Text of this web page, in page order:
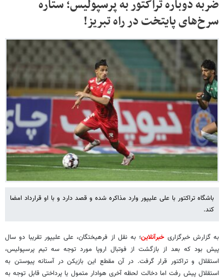
ضربه دوباره تراکتور به پرسپولیس؛ ستاره
سرخ‌های پایتخت در راه تبریز!
باشگاه تراکتور با علی علیپور وارد مذاکره شده و قصد دارد و با او قرارداد امضا
کند.
به گزارش خبرگزاریخبرآنلاین؛ به نقل از فرهیختگان، علی علیپور تقریبا دو سال
پیش بود که بعد از بازگشت از فوتبال اروپا مورد توجه سه تیم پرسپولیس،
استقلال و تراکتور قرار گرفت. در آن مقطع این بازیکن در آستانه پیوستن به
استقلال پیش رفت اما دخالت لحظه آخری هوادار متمول یا پرداختی قابل توجه به